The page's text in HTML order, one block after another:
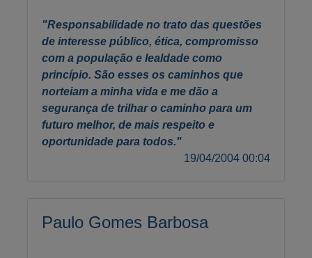
"Responsabilidade no trato das questões
de interesse público, ética, compromisso
com a população e lealdade como
princípio. São esses os caminhos que
norteiam a minha vida e me dão a
segurança de trilhar o caminho para um
futuro melhor, de mais respeito e
oportunidade para todos."
19/04/2004 00:04
Paulo Gomes Barbosa